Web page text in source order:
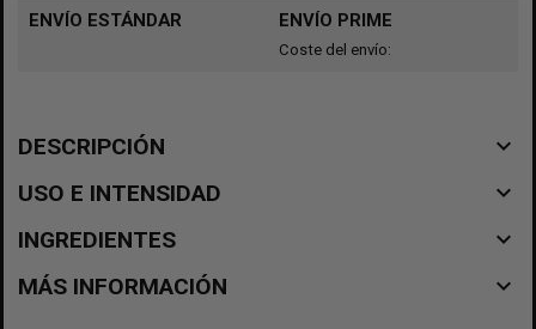
ENVÍO ESTÁNDAR ENVÍO PRIME
Coste del envío:
DESCRIPCIÓN navigate_before
USO E INTENSIDAD navigate_before
INGREDIENTES navigate_before
MÁS INFORMACIÓN navigate_before